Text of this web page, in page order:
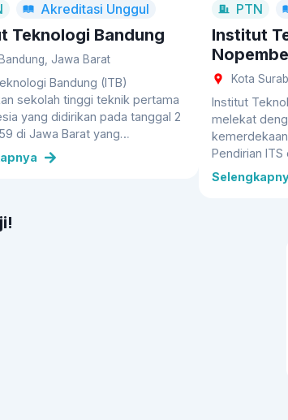
Akreditasi Unggul
Teknologi Bandung
Jawa Barat
Bandung (ITB)
sekolah tinggi teknik pertama
yang didirikan pada tanggal 2
di Jawa Barat yang
misi pengabdian ilmu
dan teknologi untuk
perjuangan Proklamasi
ITB hadir untuk
PTN
Institut
Kota
Institut
melekat
Pendirian
tahun 1957,
baru dalam
teknologi
masyarakat.
dipilih untuk
terus